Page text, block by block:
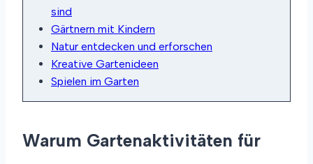
sind
Gärtnern mit Kindern
Natur entdecken und erforschen
Kreative Gartenideen
Spielen im Garten
Warum Gartenaktivitäten für